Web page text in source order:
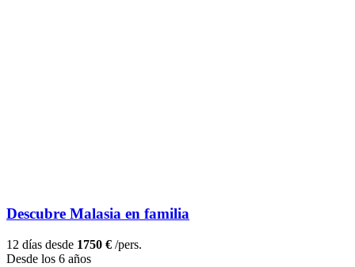
Descubre Malasia en familia
12 días desde 1750 € /pers.
Desde los 6 años